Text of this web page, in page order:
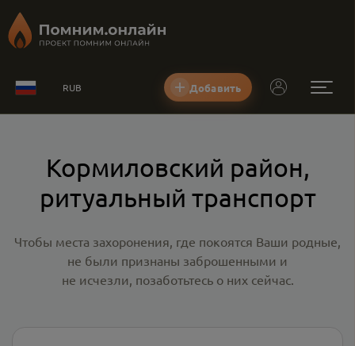
RUB Добавить
Кормиловский район,
ритуальный транспорт
Чтобы места захоронения, где покоятся Ваши родные,
не были признаны заброшенными и
не исчезли, позаботьтесь о них сейчас.